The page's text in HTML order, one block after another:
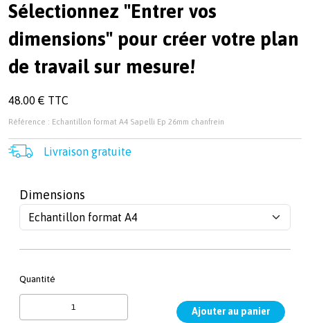
Sélectionnez "Entrer vos
dimensions" pour créer votre plan
de travail sur mesure!
48.00 € TTC
Référence : Echantillon format A4 Sapelli Ep 26mm chanfrein
Livraison gratuite
Dimensions
Quantité